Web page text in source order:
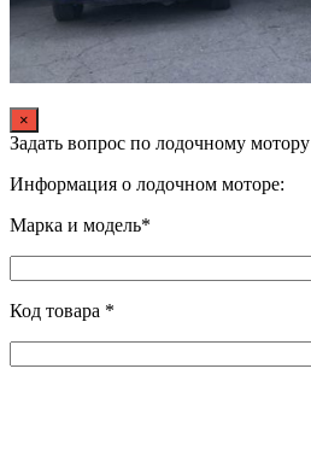
×
Задать вопрос по лодочному мотору
Информация о лодочном моторе:
Марка и модель*
Код товара *